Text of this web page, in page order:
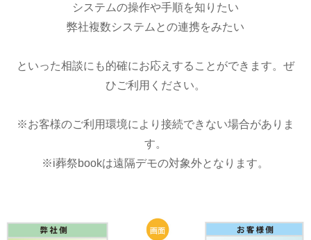
システムの操作や手順を知りたい
弊社複数システムとの連携をみたい
といった相談にも的確にお応えすることができます。ぜ
ひご利用ください。
※お客様のご利用環境により接続できない場合がありま
す。
※i葬祭bookは遠隔デモの対象外となります。